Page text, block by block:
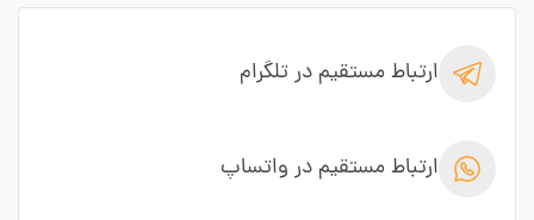
ارتباط مستقیم در تلگرام
ارتباط مستقیم در واتساپ